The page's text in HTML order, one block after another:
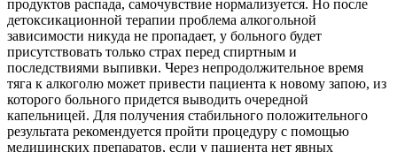
продуктов распада, самочувствие нормализуется. Но после
детоксикационной терапии проблема алкогольной
зависимости никуда не пропадает, у больного будет
присутствовать только страх перед спиртным и
последствиями выпивки. Через непродолжительное время
тяга к алкоголю может привести пациента к новому запою, из
которого больного придется выводить очередной
капельницей. Для получения стабильного положительного
результата рекомендуется пройти процедуру с помощью
медицинских препаратов, если у пациента нет явных